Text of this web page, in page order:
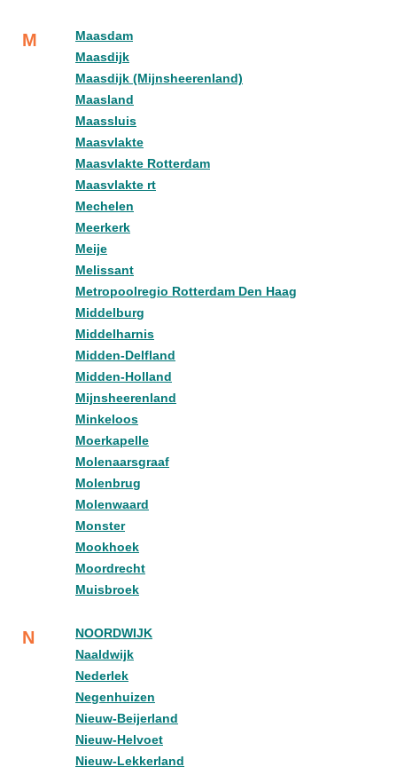
M
Maasdam
Maasdijk
Maasdijk (Mijnsheerenland)
Maasland
Maassluis
Maasvlakte
Maasvlakte Rotterdam
Maasvlakte rt
Mechelen
Meerkerk
Meije
Melissant
Metropoolregio Rotterdam Den Haag
Middelburg
Middelharnis
Midden-Delfland
Midden-Holland
Mijnsheerenland
Minkeloos
Moerkapelle
Molenaarsgraaf
Molenbrug
Molenwaard
Monster
Mookhoek
Moordrecht
Muisbroek
N
NOORDWIJK
Naaldwijk
Nederlek
Negenhuizen
Nieuw-Beijerland
Nieuw-Helvoet
Nieuw-Lekkerland